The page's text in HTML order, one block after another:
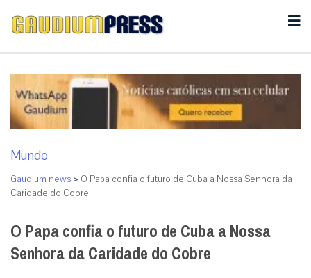
Mundo
Gaudium news > O Papa confia o futuro de Cuba a Nossa Senhora da
Caridade do Cobre
O Papa confia o futuro de Cuba a Nossa
Senhora da Caridade do Cobre